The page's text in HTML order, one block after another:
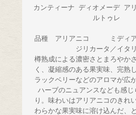
カンティーナ ディオメーデ ア
ルトゥレ
品種　アリアニコ　　　ミディ
ジリカータ／イタ
樽熟成による濃密さとまろやか
く、凝縮感のある果実味、完熟
ラックベリーなどのアロマが広
ハーブのニュアンスなども感じ
り。味わいはアリアニコのきれ
わらかな果実味に溶け込んだ、